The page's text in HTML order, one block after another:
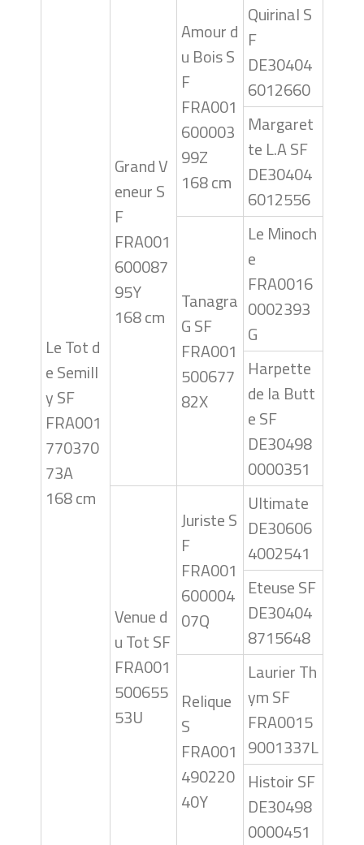
Le Tot d
e Semill
y SF
FRA001
770370
73A
168 cm
Grand V
eneur S
F
FRA001
600087
95Y
168 cm
Amour d
u Bois S
F
FRA001
600003
99Z
168 cm
Quirinal S
F
DE30404
6012660
Margaret
te L.A SF
DE30404
6012556
Tanagra
G SF
FRA001
500677
82X
Le Minoch
e
FRA0016
0002393
G
Harpette
de la Butt
e SF
DE30498
0000351
Venue d
u Tot SF
FRA001
500655
53U
Juriste S
F
FRA001
600004
07Q
Ultimate
DE30606
4002541
Eteuse SF
DE30404
8715648
Relique
S
FRA001
490220
40Y
Laurier Th
ym SF
FRA0015
9001337L
Histoir SF
DE30498
0000451